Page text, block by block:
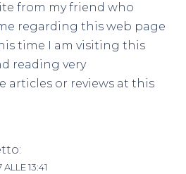
from my friend who
regarding this web page
time I am visiting this
reading very
articles or reviews at this
13:41